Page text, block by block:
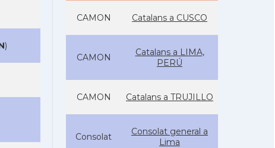
)
CAMON Catalans a CUSCO
CAMON
Catalans a LIMA,
PERÚ
CAMON Catalans a TRUJILLO
Consolat
Consolat general a
Lima